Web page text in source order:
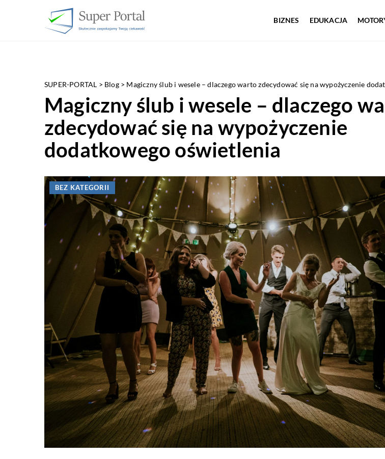
BIZNES EDUKACJA
SUPER-PORTAL > Blog> Magiczny ślub i wesele – dlaczego warto zdecydować się na wypożyczenie
Magiczny ślub i wesele – dlaczego
zdecydować się na wypożyczenie
dodatkowego oświetlenia
BEZ KATEGORII